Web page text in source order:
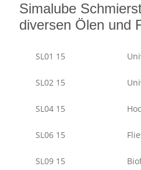
Simalube
diversen Ölen und
SL01 15
SL02 15
SL04 15
SL06 15
SL09 15